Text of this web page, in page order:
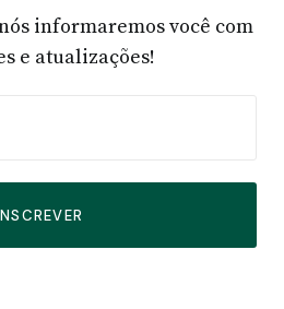
informaremos você com
e atualizações!